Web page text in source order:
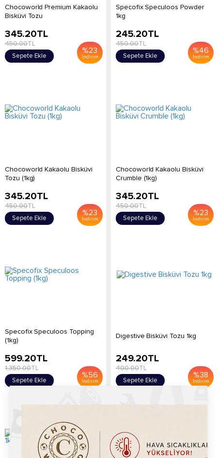
Chocoworld Premium Kakaolu
Bisküvi Tozu
%23
İndirim
345.20TL
450.00TL
Sepete Ekle
Specofix Speculoos Powder
1kg
%46
İndirim
245.20TL
450.00TL
Sepete Ekle
Chocoworld Kakaolu Bisküvi
Tozu (1kg)
%23
İndirim
345.20TL
450.00TL
Sepete Ekle
Chocoworld Kakaolu Bisküvi
Crumble (1kg)
%23
İndirim
345.20TL
450.00TL
Sepete Ekle
Specofix Speculoos Topping
(1kg)
%56
İndirim
599.20TL
1,350.00TL
Sepete Ekle
Digestive Bisküvi Tozu 1kg
%38
İndirim
249.20TL
400.00TL
Sepete Ekle